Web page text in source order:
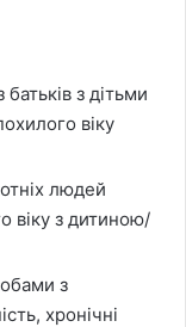
з дітьми
віку
людей
віку з дитиною/
з
хронічні